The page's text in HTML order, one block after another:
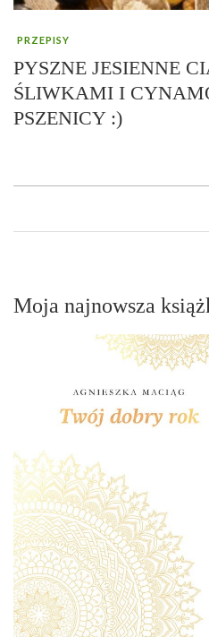
PRZEPISY
PYSZNE JESIENNE
ŚLIWKAMI I
PSZENICY :)
Moja najnowsza